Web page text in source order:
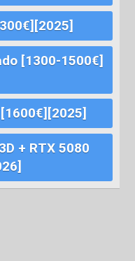
[1300-1500€]
+ RTX 5080